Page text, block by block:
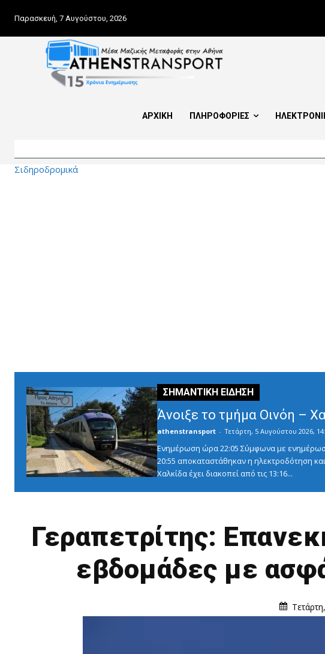
Παρασκευή, 7 Αυγούστου, 2026
ΑΡΧΙΚΗ ΠΛΗΡΟΦΟΡΙΕΣ
Σιδηροδρομικά
Άνοιξε το τμήμα Οινόη –
athenstransport - Τετάρτη, 5 Αυγούστου 2026,
Ενημέρωση ώρα 22:05 Σύμφωνα με
20:55 αποκαταστάθηκαν η ηλεκτροδότηση
Χαλκίδα έχει διακοπεί από τις 13:16...
Γεραπετρίτης:
εβδομάδες με